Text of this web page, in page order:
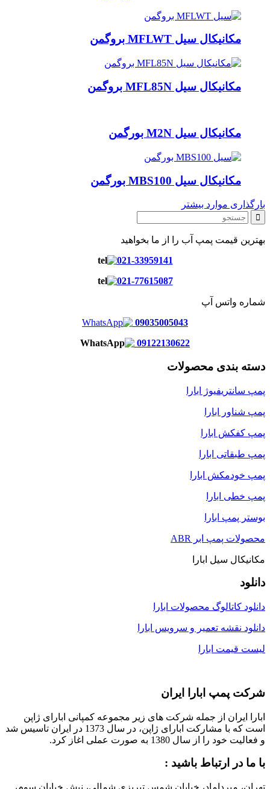
مکانیکال سیل MFLWT بروگمن
مکانیکال سیل MFL85N بروگمن
مکانیکال سیل M2N بورگمن
مکانیکال سیل MBS100 بورگمن
بارگذاری موارد بیشتر
بهترین قیمت پمپ آب را از ما بخواهید
021-33959141
021-77615087
شماره واتس آپ
09035005043
09122130622
دسته بندی محصولات
پمپ سانتریفیوژ ابارا
پمپ شناور ابارا
پمپ کفکش ابارا
پمپ طبقاتی ابارا
پمپ خودمکش ابارا
پمپ خطی ابارا
بوستر پمپ ابارا
محصولات پمپ ابر ABR
مکانیکال سیل ابارا
دانلود
دانلود کاتالوگ محصولات ابارا
دانلود نقشه تعمیر و سرویس ابارا
لیست قیمت ابارا
شرکت پمپ ابارا ایران
ابارا ایران از جمله شرکت های زیر مجموعه کمپانی ابارای ژاپن
است که با مشارکت ابارای ژاپن، در سال 1373 در ایران تاسیس شد
و فعالیت خود را از سال 1380 به صورت عملی اغاز کرد.
با ما در ارتباط باشید :
تهران، میرداماد، خیابان شمس تبریزی شمالی، نبش خیابان سوم،